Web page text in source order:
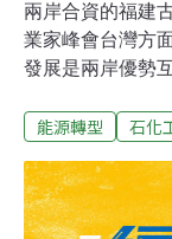
兩岸合資的福建
業家峰會台灣方
發展是兩岸優勢
成果，確定福建
作高峰論壇。媒
油化工有限公司
能源轉型 石化